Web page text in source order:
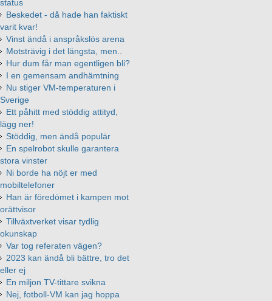
status
Beskedet - då hade han faktiskt
varit kvar!
Vinst ändå i anspråkslös arena
Motsträvig i det längsta, men..
Hur dum får man egentligen bli?
I en gemensam andhämtning
Nu stiger VM-temperaturen i
Sverige
Ett påhitt med stöddig attityd,
lägg ner!
Stöddig, men ändå populär
En spelrobot skulle garantera
stora vinster
Ni borde ha nöjt er med
mobiltelefoner
Han är föredömet i kampen mot
orättvisor
Tillväxtverket visar tydlig
okunskap
Var tog referaten vägen?
2023 kan ändå bli bättre, tro det
eller ej
En miljon TV-tittare svikna
Nej, fotboll-VM kan jag hoppa